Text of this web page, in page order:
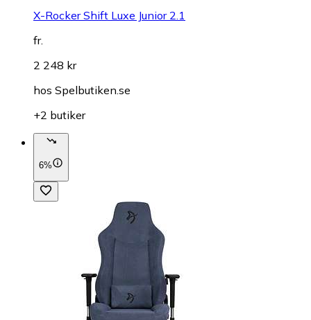
X-Rocker Shift Luxe Junior 2.1
fr.
2 248 kr
hos Spelbutiken.se
+2 butiker
6%